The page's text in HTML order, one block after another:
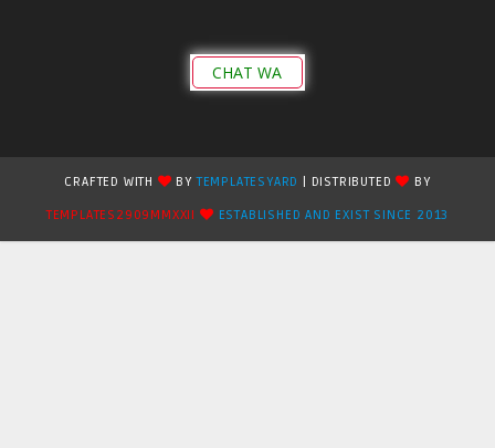
CHAT WA
CRAFTED WITH BYTEMPLATESYARD | DISTRIBUTED
BY
TEMPLATES2909MMXXII
ESTABLISHED AND EXIST SINCE 2013